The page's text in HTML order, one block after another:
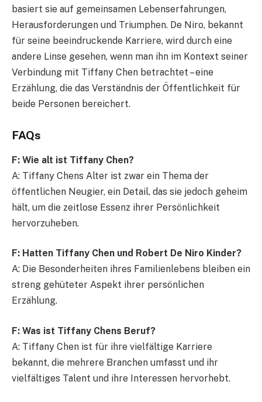
basiert sie auf gemeinsamen Lebenserfahrungen,
Herausforderungen und Triumphen. De Niro, bekannt
für seine beeindruckende Karriere, wird durch eine
andere Linse gesehen, wenn man ihn im Kontext seiner
Verbindung mit Tiffany Chen betrachtet – eine
Erzählung, die das Verständnis der Öffentlichkeit für
beide Personen bereichert.
FAQs
F: Wie alt ist Tiffany Chen?
A: Tiffany Chens Alter ist zwar ein Thema der
öffentlichen Neugier, ein Detail, das sie jedoch geheim
hält, um die zeitlose Essenz ihrer Persönlichkeit
hervorzuheben.
F: Hatten Tiffany Chen und Robert De Niro Kinder?
A: Die Besonderheiten ihres Familienlebens bleiben ein
streng gehüteter Aspekt ihrer persönlichen
Erzählung.
F: Was ist Tiffany Chens Beruf?
A: Tiffany Chen ist für ihre vielfältige Karriere
bekannt, die mehrere Branchen umfasst und ihr
vielfältiges Talent und ihre Interessen hervorhebt.